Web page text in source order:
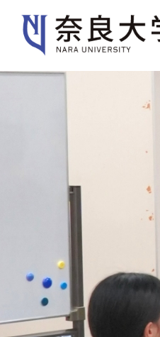
大学紹介
大学案内
キャンパスガイド
歴史・沿革・本学
規則・ポリシー
建学の精神・教学